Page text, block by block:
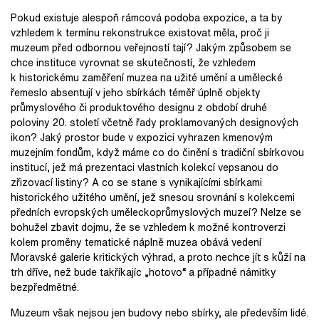
Pokud existuje alespoň rámcová podoba expozice, a ta by
vzhledem k termínu rekonstrukce existovat měla, proč ji
muzeum před odbornou veřejností tají? Jakým způsobem se
chce instituce vyrovnat se skutečností, že vzhledem
k historickému zaměření muzea na užité umění a umělecké
řemeslo absentují v jeho sbírkách téměř úplně objekty
průmyslového či produktového designu z období druhé
poloviny 20. století včetně řady proklamovaných designových
ikon? Jaký prostor bude v expozici vyhrazen kmenovým
muzejním fondům, když máme co do činění s tradiční sbírkovou
institucí, jež má prezentaci vlastních kolekcí vepsanou do
zřizovací listiny? A co se stane s vynikajícími sbírkami
historického užitého umění, jež snesou srovnání s kolekcemi
předních evropských uměleckoprůmyslových muzeí? Nelze se
bohužel zbavit dojmu, že se vzhledem k možné kontroverzi
kolem proměny tematické náplně muzea obává vedení
Moravské galerie kritických výhrad, a proto nechce jít s kůží na
trh dříve, než bude takříkajíc „hotovo“ a případné námitky
bezpředmětné.
Muzeum však nejsou jen budovy nebo sbírky, ale především lidé.